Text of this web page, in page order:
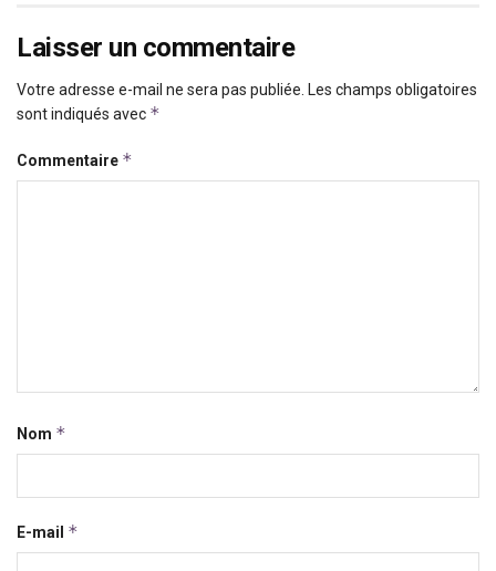
Laisser un commentaire
Votre adresse e-mail ne sera pas publiée. Les champs obligatoires
sont indiqués avec *
Commentaire *
Nom *
E-mail *